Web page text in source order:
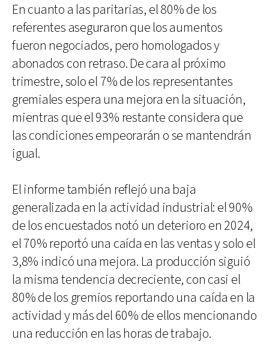
En cuanto a las paritarias, el 80% de los
referentes aseguraron que los aumentos
fueron negociados, pero homologados y
abonados con retraso. De cara al próximo
trimestre, solo el 7% de los representantes
gremiales espera una mejora en la situación,
mientras que el 93% restante considera que
las condiciones empeorarán o se mantendrán
igual.
El informe también reflejó una baja
generalizada en la actividad industrial: el 90%
de los encuestados notó un deterioro en 2024,
el 70% reportó una caída en las ventas y solo el
3,8% indicó una mejora. La producción siguió
la misma tendencia decreciente, con casi el
80% de los gremios reportando una caída en la
actividad y más del 60% de ellos mencionando
una reducción en las horas de trabajo.